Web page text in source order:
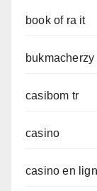
book of ra it
casibom tr
casino
casino en